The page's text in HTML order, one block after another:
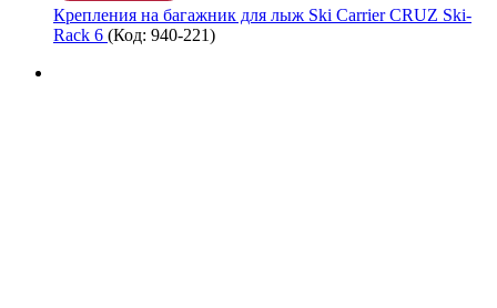
Крепления на багажник для лыж Ski Carrier CRUZ Ski-
Rack 6 (Код: 940-221)